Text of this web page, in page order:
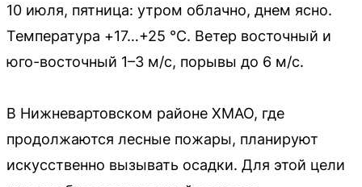
10 июля, пятница: утром облачно, днем ясно.
Температура +17…+25 °C. Ветер восточный и
юго-восточный 1–3 м/с, порывы до 6 м/с.
В Нижневартовском районе ХМАО, где
продолжаются лесные пожары, планируют
искусственно вызывать осадки. Для этой цели